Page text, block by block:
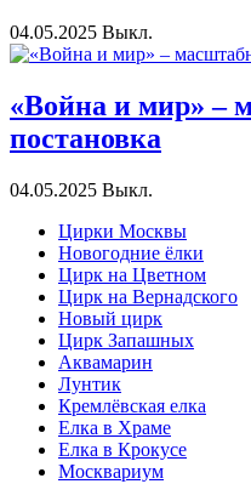
04.05.2025 Выкл.
«Война и мир» –
постановка
04.05.2025 Выкл.
Цирки Москвы
Новогодние ёлки
Цирк на Цветном
Цирк на Вернадского
Новый цирк
Цирк Запашных
Аквамарин
Лунтик
Кремлёвская елка
Елка в Храме
Елка в Крокусе
Москвариум